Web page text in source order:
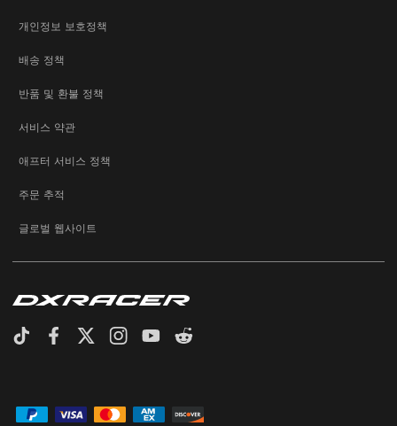
개인정보 보호정책
배송 정책
반품 및 환불 정책
서비스 약관
애프터 서비스 정책
주문 추적
글로벌 웹사이트